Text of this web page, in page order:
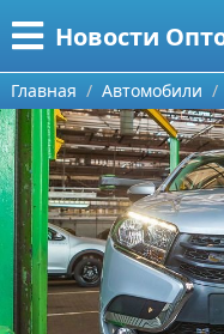
Новости
Меню
Главная
Категории
Информационные
Автомобили
Знаменитости
Поиск
О проекте
Контакты
Главная Автомобили